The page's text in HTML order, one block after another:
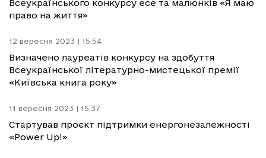
Всеукраїнського конкурсу есе та малюнків «Я маю
право на життя»
12 вересня 2023 | 15:54
Визначено лауреатів конкурсу на здобуття
Всеукраїнської літературно-мистецької премії
«Київська книга року»
11 вересня 2023 | 15:37
Стартував проєкт підтримки енергонезалежності
«Power Up!»